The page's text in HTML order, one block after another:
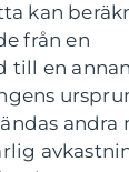
kan
från en
till en
andra